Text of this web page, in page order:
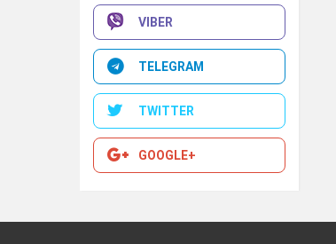
VIBER
TELEGRAM
TWITTER
GOOGLE+